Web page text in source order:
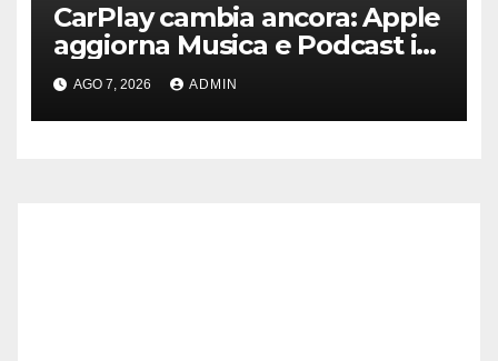
CarPlay cambia ancora: Apple
aggiorna Musica e Podcast in
auto
AGO 7, 2026 ADMIN